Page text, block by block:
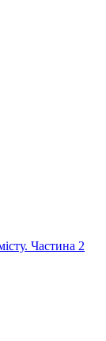
Частина 2